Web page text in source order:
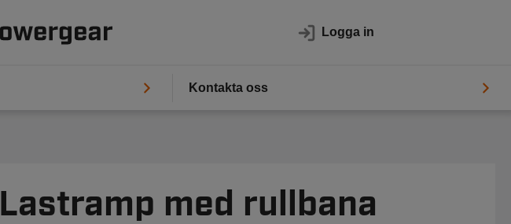
Logga in
Kontakta oss
Lastramp med rullbana